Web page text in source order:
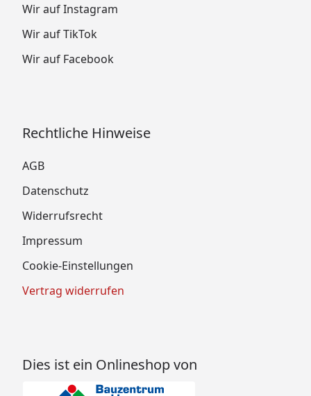
Wir auf Instagram
Wir auf TikTok
Wir auf Facebook
Rechtliche Hinweise
AGB
Datenschutz
Widerrufsrecht
Impressum
Cookie-Einstellungen
Vertrag widerrufen
Dies ist ein Onlineshop von